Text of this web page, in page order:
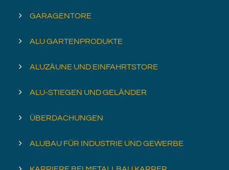
GARAGENTORE
ALU GARTENPRODUKTE
ALUZÄUNE UND EINFAHRTSTORE
ALU-STIEGEN UND GELÄNDER
ÜBERDACHUNGEN
ALUBAU FÜR INDUSTRIE UND GEWERBE